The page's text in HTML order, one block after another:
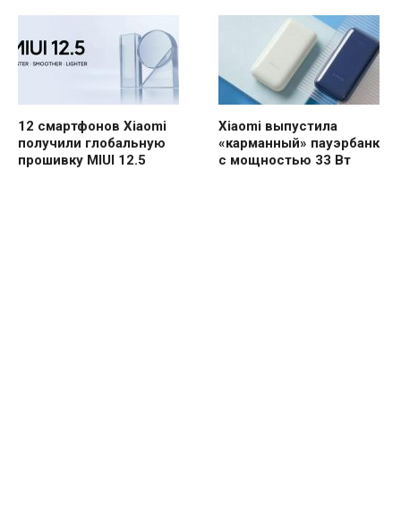
12 смартфонов Xiaomi
получили глобальную
прошивку MIUI 12.5
Xiaomi выпустила
«карманный» пауэрбанк
с мощностью 33 Вт